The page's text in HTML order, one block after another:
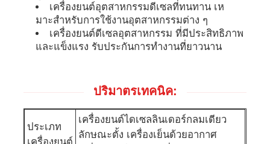
ชุดเครื่องกำเนิดไฟฟ้าแบบพกพา
ชุดเครื่องกำเนิดไฟฟ้าดิจิตอล
เครื่องกําเนิดกรอบเปิด
เครื่องยนต์อุตสาหกรรมดีเซลที่ทนทาน เห
มาะสําหรับการใช้งานอุตสาหกรรมต่าง ๆ
เครื่องยนต์ดีเซลอุตสาหกรรม ที่มีประสิทธิภาพ
และแข็งแรง รับประกันการทํางานที่ยาวนาน
ปริมาตรเทคนิค:
ประเภท
เครื่องยนต์
เครื่องยนต์ไดเซลลินเดอร์กลมเดียว
ลักษณะตั้ง เครื่องเย็นด้วยอากาศ